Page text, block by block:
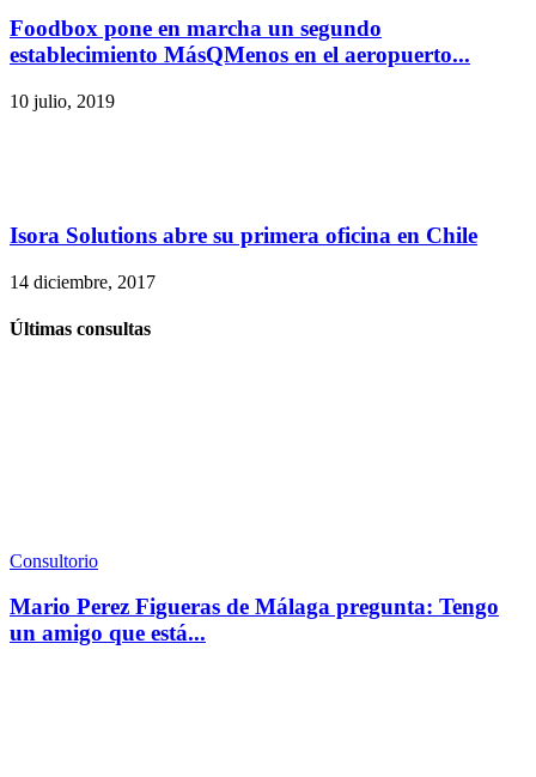
Foodbox pone en marcha un segundo
establecimiento MásQMenos en el aeropuerto...
10 julio, 2019
Isora Solutions abre su primera oficina en Chile
14 diciembre, 2017
Últimas consultas
Consultorio
Mario Perez Figueras de Málaga pregunta: Tengo
un amigo que está...